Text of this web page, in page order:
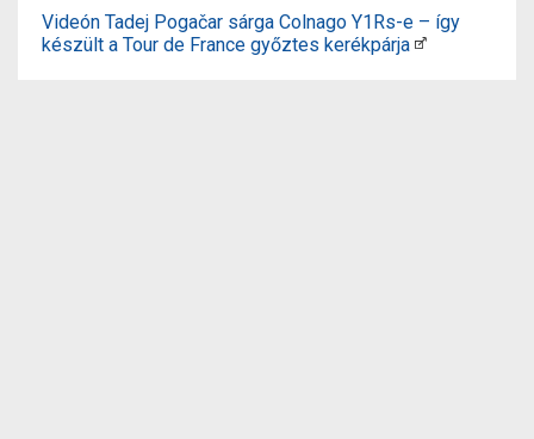
Videón Tadej Pogačar sárga Colnago Y1Rs-e – így
készült a Tour de France győztes kerékpárja